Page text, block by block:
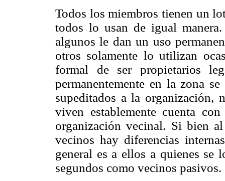
Todos los miembros tienen un
todos lo usan de igual
algunos le dan un uso
otros solamente lo utilizan
formal de ser propietarios
permanentemente en la zona
supeditados a la organización,
viven establemente cuenta
organización vecinal. Si bien
vecinos hay diferencias
general es a ellos a quienes se
segundos como vecinos pasivos.